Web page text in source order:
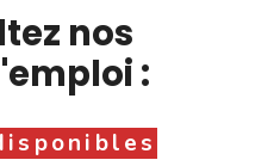
nos
: